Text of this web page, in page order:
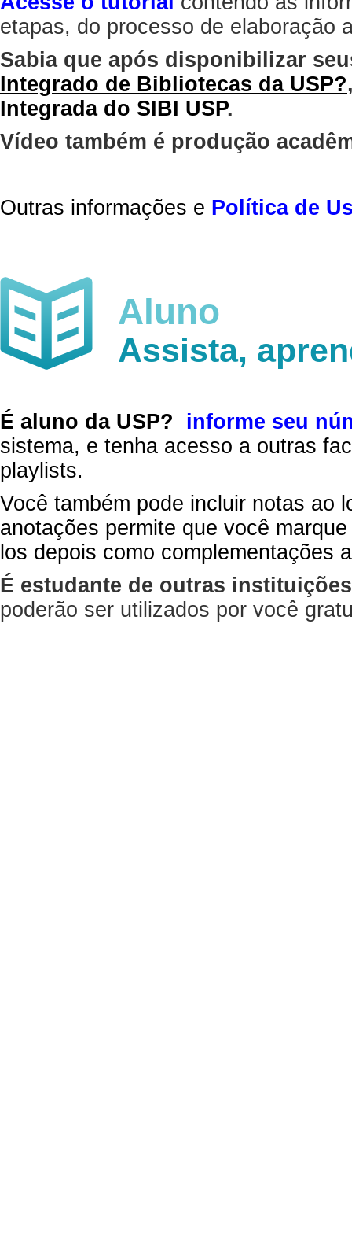
etapas, do processo de elaboração
Sabia que após disponibilizar
Integrado de Bibliotecas da USP?
Integrada do SIBI USP.
Vídeo também é produção
Outras informações e Política de
Aluno
Assista,
É aluno da USP?
informe seu
sistema, e tenha acesso a outras
playlists.
Você também pode incluir notas ao
anotações permite que você
los depois como complementações
É estudante de outras
poderão ser utilizados por você